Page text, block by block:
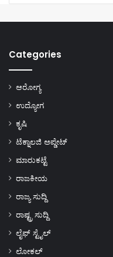
Categories
ಆರೋಗ್ಯ
ಉದ್ಯೋಗ
ಕೃಷಿ
ಟೆಕ್ನಾಲಜಿ ಅಪ್ಡೇಟ್
ಮಾರುಕಟ್ಟೆ
ರಾಜಕೀಯ
ರಾಜ್ಯ ಸುದ್ದಿ
ರಾಷ್ಟ್ರ ಸುದ್ದಿ
ಲೈಫ್ ಸ್ಟೈಲ್
ಲೋಕಲ್